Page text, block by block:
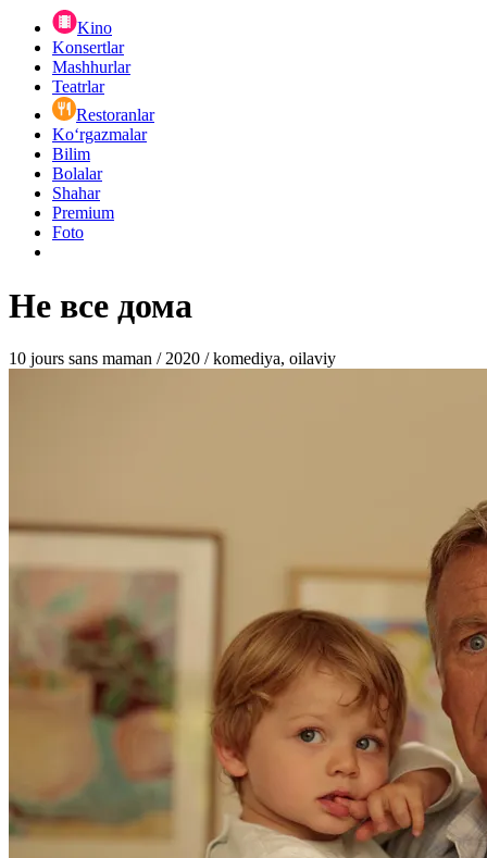
Kino
Konsertlar
Mashhurlar
Teatrlar
Restoranlar
Ko‘rgazmalar
Bilim
Bolalar
Shahar
Premium
Foto
Не все дома
10 jours sans maman / 2020 / komediya, oilaviy